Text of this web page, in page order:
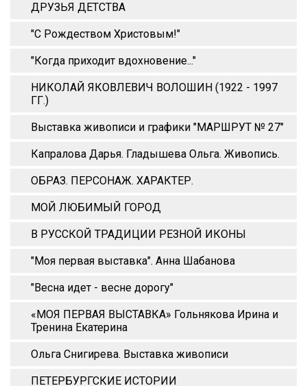
ДРУЗЬЯ ДЕТСТВА
"С Рождеством Христовым!"
"Когда приходит вдохновение..."
НИКОЛАЙ ЯКОВЛЕВИЧ ВОЛОШИН (1922 - 1997
ГГ.)
Выставка живописи и графики "МАРШРУТ № 27"
Капралова Дарья. Гладышева Ольга. Живопись.
ОБРАЗ. ПЕРСОНАЖ. ХАРАКТЕР.
МОЙ ЛЮБИМЫЙ ГОРОД
В РУССКОЙ ТРАДИЦИИ РЕЗНОЙ ИКОНЫ
"Моя первая выставка". Анна Шабанова
"Весна идет - весне дорогу"
«МОЯ ПЕРВАЯ ВЫСТАВКА» Гольнякова Ирина и
Тренина Екатерина
Ольга Снигирева. Выставка живописи
ПЕТЕРБУРГСКИЕ ИСТОРИИ